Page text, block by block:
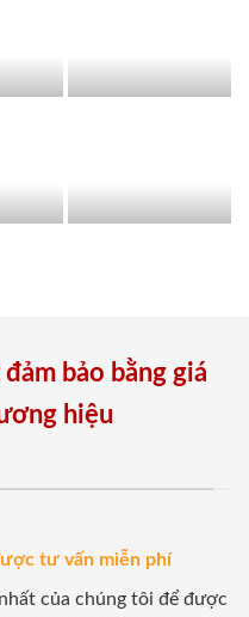
bảo bằng giá
hiệu
tư vấn miễn phí
của chúng tôi để được